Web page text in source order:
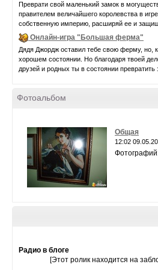
Преврати свой маленький замок в
правителем величайшего королевства в
собственную империю, расширяй ее и
Онлайн-игра "Большая ферма"
Дядя Джордж оставил тебе свою ферму, но,
хорошем состоянии. Но благодаря твоей
друзей и родных ты в состоянии превратить
Фотоальбом
Общая
12:02
Радио в блоге
[Этот ролик находится на